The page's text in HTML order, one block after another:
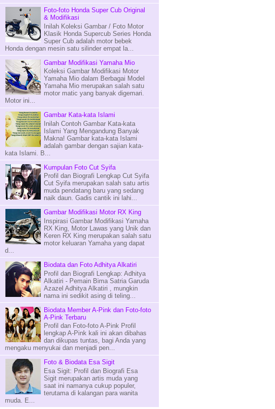
Foto-foto Honda Super Cub Original
& Modifikasi
Inilah Koleksi Gambar / Foto Motor
Klasik Honda Supercub Series Honda
Super Cub adalah motor bebek
Honda dengan mesin satu silinder empat la...
Gambar Modifikasi Yamaha Mio
Koleksi Gambar Modifikasi Motor
Yamaha Mio dalam Berbagai Model
Yamaha Mio merupakan salah satu
motor matic yang banyak digemari.
Motor ini...
Gambar Kata-kata Islami
Inilah Contoh Gambar Kata-kata
Islami Yang Mengandung Banyak
Makna! Gambar kata-kata Islami
adalah gambar dengan sajian kata-
kata Islami. B...
Kumpulan Foto Cut Syifa
Profil dan Biografi Lengkap Cut Syifa
Cut Syifa merupakan salah satu artis
muda pendatang baru yang sedang
naik daun. Gadis cantik ini lahi...
Gambar Modifikasi Motor RX King
Inspirasi Gambar Modifikasi Yamaha
RX King, Motor Lawas yang Unik dan
Keren RX King merupakan salah satu
motor keluaran Yamaha yang dapat
d...
Biodata dan Foto Adhitya Alkatiri
Profil dan Biografi Lengkap: Adhitya
Alkatiri - Pemain Bima Satria Garuda
Azazel Adhitya Alkatiri , mungkin
nama ini sedikit asing di teling...
Biodata Member A-Pink dan Foto-foto
A-Pink Terbaru
Profil dan Foto-foto A-Pink Profil
lengkap A-Pink kali ini akan dibahas
dan dikupas tuntas, bagi Anda yang
mengaku menyukai dan menjadi pen...
Foto & Biodata Esa Sigit
Esa Sigit: Profil dan Biografi Esa
Sigit merupakan artis muda yang
saat ini namanya cukup populer,
terutama di kalangan para wanita
muda. E...